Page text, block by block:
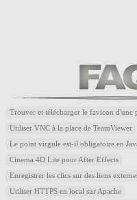
Trouver et télécharger le favicon d'une
Utiliser VNC à la place de TeamViewer
Le point virgule est-il obligatoire en
Cinema 4D Lite pour After Effects
Enregistrer les clics sur des liens
Utiliser HTTPS en local sur Apache